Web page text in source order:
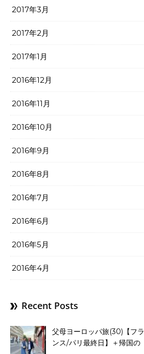
2017年3月
2017年2月
2017年1月
2016年12月
2016年11月
2016年10月
2016年9月
2016年8月
2016年7月
2016年6月
2016年5月
2016年4月
Recent Posts
父母ヨーロッパ旅(30)【フラ
ンス/パリ最終日】＋帰国の